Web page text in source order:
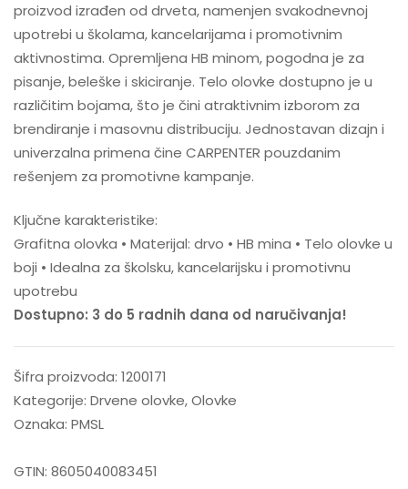
proizvod izrađen od drveta, namenjen svakodnevnoj
upotrebi u školama, kancelarijama i promotivnim
aktivnostima. Opremljena HB minom, pogodna je za
pisanje, beleške i skiciranje. Telo olovke dostupno je u
različitim bojama, što je čini atraktivnim izborom za
brendiranje i masovnu distribuciju. Jednostavan dizajn i
univerzalna primena čine CARPENTER pouzdanim
rešenjem za promotivne kampanje.
Ključne karakteristike:
Grafitna olovka • Materijal: drvo • HB mina • Telo olovke u
boji • Idealna za školsku, kancelarijsku i promotivnu
upotrebu
Dostupno: 3 do 5 radnih dana od naručivanja!
Šifra proizvoda: 1200171
Kategorije: Drvene olovke,Olovke
Oznaka: PMSL
GTIN: 8605040083451